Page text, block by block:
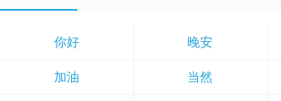
你好 晚安
加油 当然